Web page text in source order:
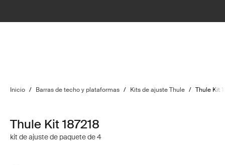
Inicio / Barras de techo y plataformas / Kits de ajuste Thule / Thule Kit
Thule Kit 187218
kit de ajuste de paquete de 4